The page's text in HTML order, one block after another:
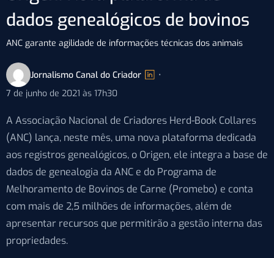
dados genealógicos de bovinos
ANC garante agilidade de informações técnicas dos animais
Jornalismo Canal do Criador
•
7 de junho de 2021 às 17h30
A Associação Nacional de Criadores Herd-Book Collares
(ANC) lança, neste mês, uma nova plataforma dedicada
aos registros genealógicos, o Origen, ele integra a base de
dados de genealogia da ANC e do Programa de
Melhoramento de Bovinos de Carne (Promebo) e conta
com mais de 2,5 milhões de informações, além de
apresentar recursos que permitirão a gestão interna das
propriedades.